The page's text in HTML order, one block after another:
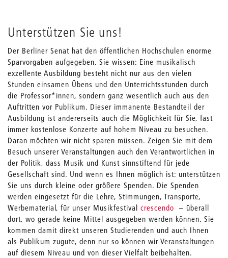
Unterstützen Sie uns!
Der Berliner Senat hat den öffentlichen Hochschulen enorme
Sparvorgaben aufgegeben. Sie wissen: Eine musikalisch
exzellente Ausbildung besteht nicht nur aus den vielen
Stunden einsamen Übens und den Unterrichtsstunden durch
die Professor*innen, sondern ganz wesentlich auch aus den
Auftritten vor Publikum. Dieser immanente Bestandteil der
Ausbildung ist andererseits auch die Möglichkeit für Sie, fast
immer kostenlose Konzerte auf hohem Niveau zu besuchen.
Daran möchten wir nicht sparen müssen. Zeigen Sie mit dem
Besuch unserer Veranstaltungen auch den Verantwortlichen in
der Politik, dass Musik und Kunst sinnstiftend für jede
Gesellschaft sind. Und wenn es Ihnen möglich ist: unterstützen
Sie uns durch kleine oder größere Spenden. Die Spenden
werden eingesetzt für die Lehre, Stimmungen, Transporte,
Werbematerial, für unser Musikfestival crescendo – überall
dort, wo gerade keine Mittel ausgegeben werden können. Sie
kommen damit direkt unseren Studierenden und auch Ihnen
als Publikum zugute, denn nur so können wir Veranstaltungen
auf diesem Niveau und von dieser Vielfalt beibehalten.